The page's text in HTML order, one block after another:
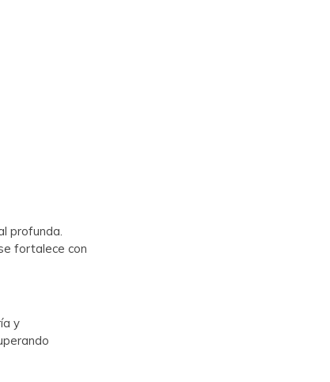
profunda.
fortalece con
y